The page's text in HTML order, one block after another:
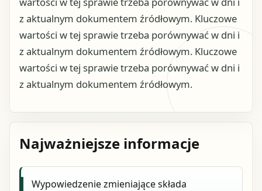
z aktualnym dokumentem źródłowym. Kluczowe
wartości w tej sprawie trzeba porównywać w dni i
z aktualnym dokumentem źródłowym. Kluczowe
wartości w tej sprawie trzeba porównywać w dni i
z aktualnym dokumentem źródłowym.
Najważniejsze informacje
Wypowiedzenie zmieniające składa